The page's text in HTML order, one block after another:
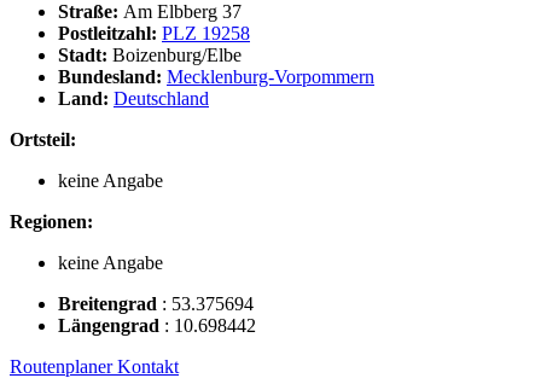
Straße: Am Elbberg 37
Postleitzahl: PLZ 19258
Stadt: Boizenburg/Elbe
Bundesland: Mecklenburg-Vorpommern
Land: Deutschland
Ortsteil:
keine Angabe
Regionen:
keine Angabe
Breitengrad : 53.375694
Längengrad : 10.698442
RoutenplanerKontakt